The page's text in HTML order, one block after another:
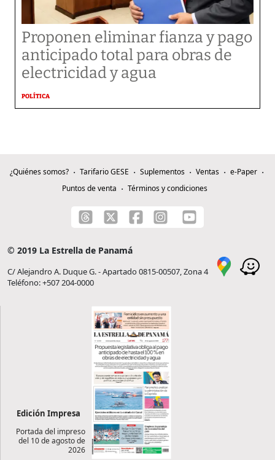
Proponen eliminar fianza y pago
anticipado total para obras de
electricidad y agua
POLÍTICA
¿Quiénes somos? Tarifario GESE Suplementos Ventas
e-Paper
Puntos de venta
Términos y condiciones
© 2019 La Estrella de Panamá
C/ Alejandro A. Duque G. - Apartado 0815-00507, Zona 4
Teléfono: +507 204-0000
Edición Impresa
Portada del impreso
del 10 de agosto de
2026